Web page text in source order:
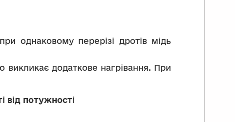
однаковому перерізі дротів мідь
викликає додаткове нагрівання. При
від потужності